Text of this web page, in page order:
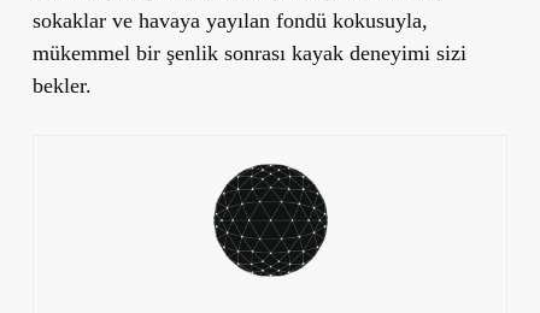
sokaklar ve havaya yayılan fondü kokusuyla,
mükemmel bir şenlik sonrası kayak deneyimi sizi
bekler.